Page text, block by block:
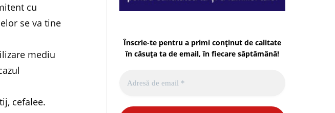
cu
se va tine
mediu
cefalee.
Înscrie-te pentru a primi conținut de calitate
în căsuța ta de email, în fiecare săptămână!